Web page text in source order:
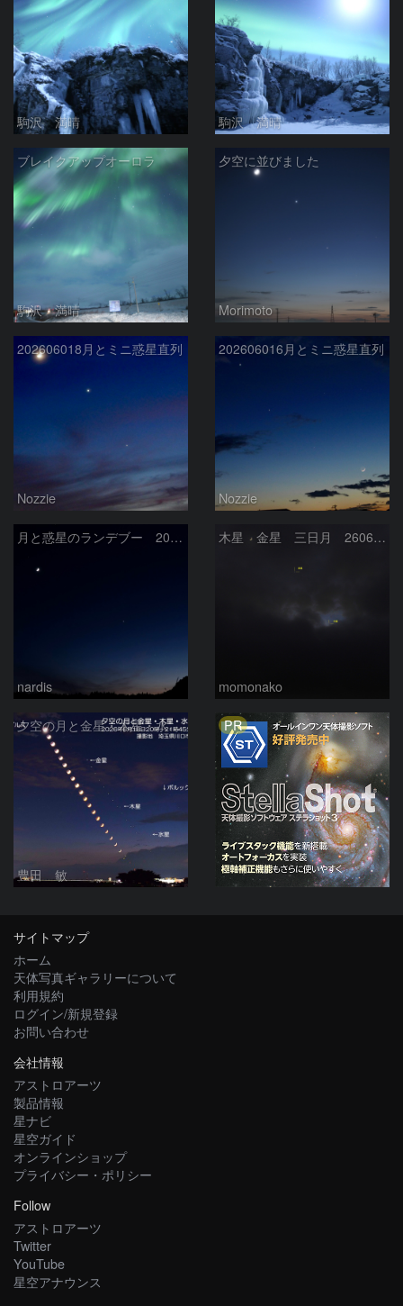
駒沢 満晴 駒沢 満晴
ブレイクアップオーロラ
駒沢 満晴
夕空に並びました
Morimoto
202606018月とミニ惑星直列
Nozzie
202606016月とミニ惑星直列
Nozzie
月と惑星のランデブー 2026/06/19
nardis
木星 金星 三日月 260618
momonako
夕空の月と金星・木星・水星の接近 2026/6/18
豊田 敏
PR
サイトマップ
ホーム
天体写真ギャラリーについて
利用規約
ログイン/新規登録
お問い合わせ
会社情報
アストロアーツ
製品情報
星ナビ
星空ガイド
オンラインショップ
プライバシー・ポリシー
Follow
アストロアーツ
Twitter
YouTube
星空アナウンス